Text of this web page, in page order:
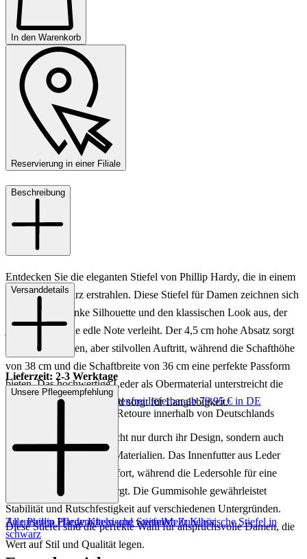
In den Warenkorb
Reservierung in einer Filiale
Beschreibung
Entdecken Sie die eleganten Stiefel von Phillip Hardy, die in einem
zeitlosen Schwarz erstrahlen. Diese Stiefel für Damen zeichnen sich
durch ihre schlanke Silhouette und den klassischen Look aus, der
jedem Outfit eine edle Note verleiht. Der 4,5 cm hohe Absatz sorgt
für einen dezenten, aber stilvollen Auftritt, während die Schafthöhe
von 38 cm und die Schaftbreite von 36 cm eine perfekte Passform
bieten. Das hochwertige Leder als Obermaterial unterstreicht die
luxuriöse Ausstrahlung und sorgt für Langlebigkeit.
Die Stiefel überzeugen nicht nur durch ihr Design, sondern auch
durch ihre hochwertigen Materialien. Das Innenfutter aus Leder
bietet höchsten Tragekomfort, während die Ledersohle für eine
angenehme Polsterung sorgt. Die Gummisohle gewährleistet
Stabilität und Rutschfestigkeit auf verschiedenen Untergründen.
Diese Stiefel sind die perfekte Wahl für anspruchsvolle Damen, die
Wert auf Stil und Qualität legen.
Versanddetails
Lieferzeit: 2-3 Werktage
Keine Versandkosten:
kostenfrei lieferbar ab 79,95 € in DE
Einfache und Kostenlose Retoure innerhalb von Deutschlands
Unsere Pflegeempfehlung
Zu unseren Pflegemitteln und weiterem Zubehör
Alle Phillip Hardy Klassische StiefelMehr Klassische Stiefel in
schwarz